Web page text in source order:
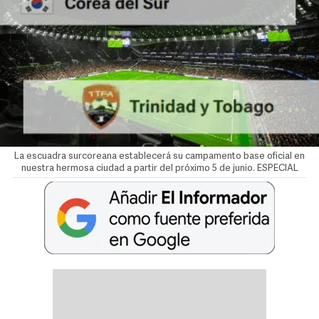
La escuadra surcoreana establecerá su campamento base oficial en
nuestra hermosa ciudad a partir del próximo 5 de junio. ESPECIAL